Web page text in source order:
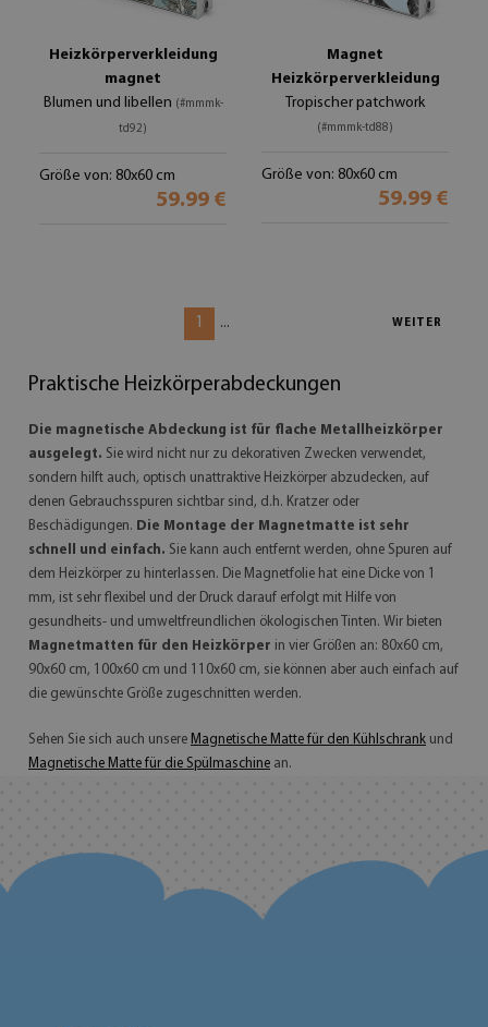
Heizkörperverkleidung
magnet
Blumen und libellen (#mmmk-
td92)
Größe von: 80x60 cm
59.99 €
Magnet
Heizkörperverkleidung
Tropischer patchwork
(#mmmk-td88)
Größe von: 80x60 cm
59.99 €
1 ... WEITER
Praktische Heizkörperabdeckungen
Die magnetische Abdeckung ist für flache Metallheizkörper
ausgelegt. Sie wird nicht nur zu dekorativen Zwecken verwendet,
sondern hilft auch, optisch unattraktive Heizkörper abzudecken, auf
denen Gebrauchsspuren sichtbar sind, d.h. Kratzer oder
Beschädigungen. Die Montage der Magnetmatte ist sehr
schnell und einfach. Sie kann auch entfernt werden, ohne Spuren auf
dem Heizkörper zu hinterlassen. Die Magnetfolie hat eine Dicke von 1
mm, ist sehr flexibel und der Druck darauf erfolgt mit Hilfe von
gesundheits- und umweltfreundlichen ökologischen Tinten. Wir bieten
Magnetmatten für den Heizkörper in vier Größen an: 80x60 cm,
90x60 cm, 100x60 cm und 110x60 cm, sie können aber auch einfach auf
die gewünschte Größe zugeschnitten werden.
Sehen Sie sich auch unsere Magnetische Matte für den Kühlschrank und
Magnetische Matte für die Spülmaschine an.